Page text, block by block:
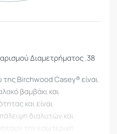
Διαμετρήματος .38
Birchwood Casey® είναι
βαμβάκι και
και είναι
διαλυτών και
την εσωτερική